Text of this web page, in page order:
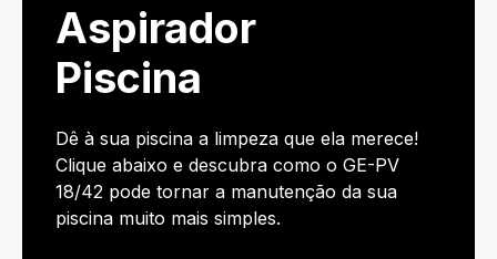
Aspirador
Piscina
Dê à sua piscina a limpeza que ela merece!
Clique abaixo e descubra como o GE-PV
18/42 pode tornar a manutenção da sua
piscina muito mais simples.